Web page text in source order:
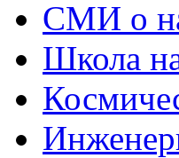
СМИ о
Школа